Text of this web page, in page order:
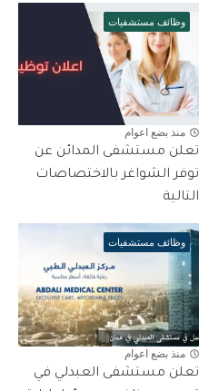
وظائف مستشفيات
منذ بضع اعوام
تعلن مستشفى المدائن عن
توفر الشواغر بالاختصاصات
التالية
وظائف مستشفيات
منذ بضع اعوام
تعلن مستشفى العبدلي في